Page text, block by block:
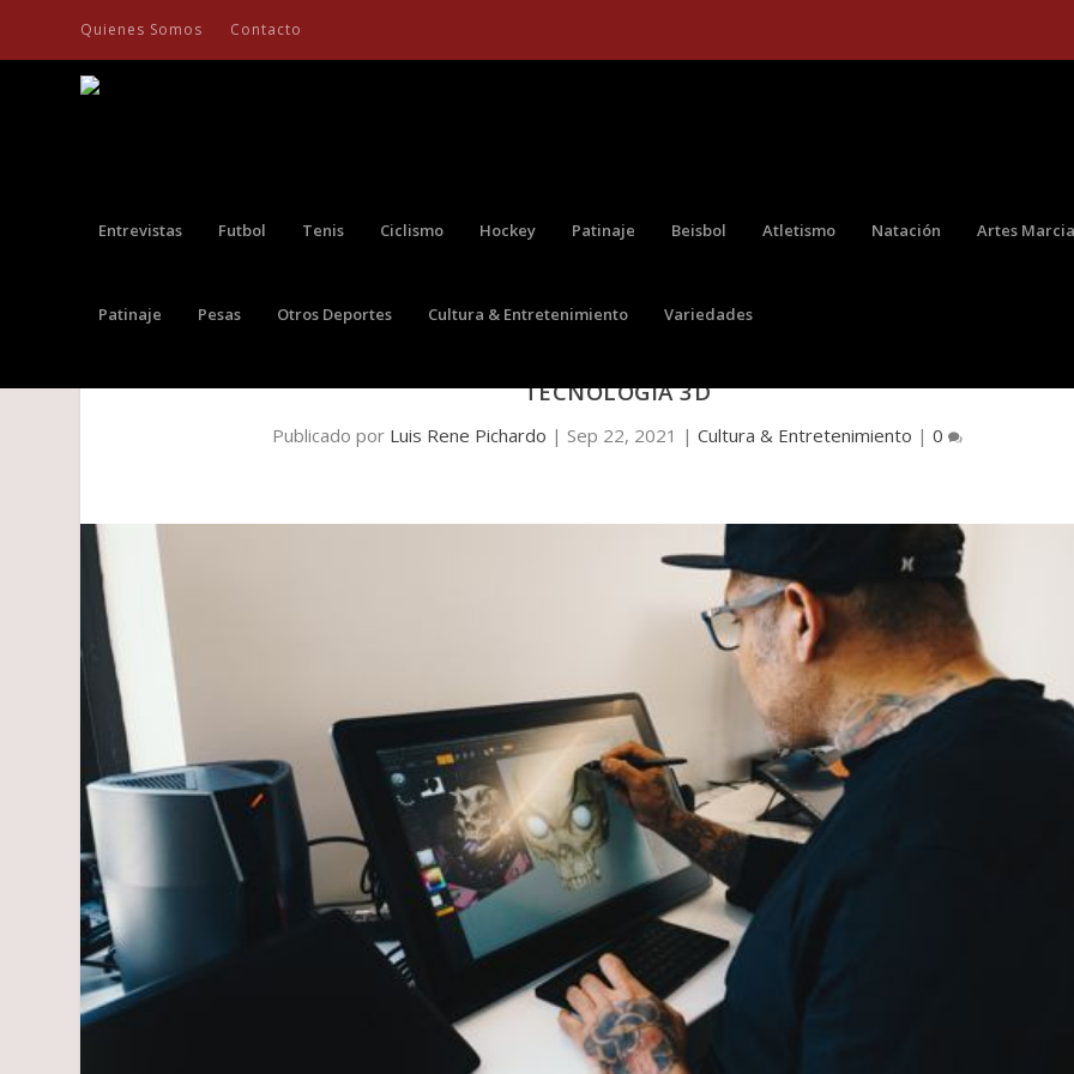
Quienes Somos Contacto
Entrevistas Futbol Tenis Ciclismo Hockey Patinaje Beisbol Atletismo Natación Artes
Patinaje Pesas Otros Deportes Cultura & Entretenimiento Variedades
TECNOLOGÍA 3D
Publicado por Luis Rene Pichardo | Sep 22, 2021 | Cultura & Entretenimiento | 0